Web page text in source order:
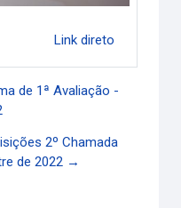
Link direto
de 1ª Avaliação -
2º Chamada
de 2022 →